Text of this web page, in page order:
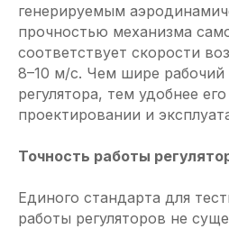
генерируемым
прочностью механизма
соответствует скорости
8–10 м/c. Чем шире рабочий
регулятора, тем удобнее
проектировании и
Точность работы
Единого стандарта для
работы регуляторов не